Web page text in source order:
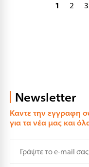
1 2 3
Newsletter
Καντε την εγγραφη
για τα νέα μας και